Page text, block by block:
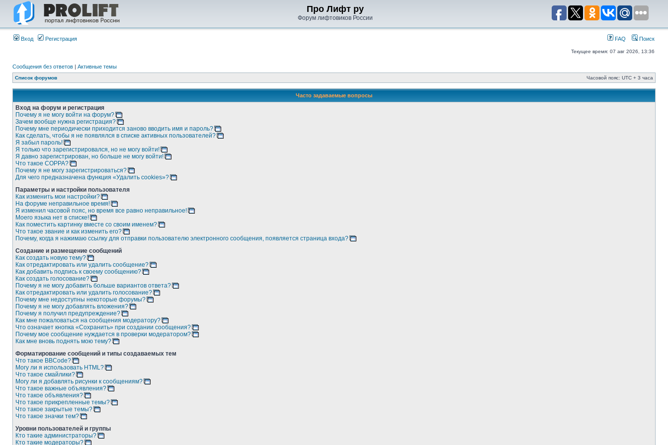
Про Лифт ру
Форум лифтовиков России
Вход Регистрация FAQ Поиск
Текущее время: 07 авг 2026, 13:36
Сообщения без ответов | Активные темы
Список форумов Часовой пояс: UTC + 3 часа
Часто задаваемые вопросы
Вход на форум и регистрация
Почему я не могу войти на форум?
Зачем вообще нужна регистрация?
Почему мне периодически приходится заново вводить имя и пароль?
Как сделать, чтобы я не появлялся в списке активных пользователей?
Я забыл пароль!
Я только что зарегистрировался, но не могу войти!
Я давно зарегистрирован, но больше не могу войти!
Что такое COPPA?
Почему я не могу зарегистрироваться?
Для чего предназначена функция «Удалить cookies»?
Параметры и настройки пользователя
Как изменить мои настройки?
На форуме неправильное время!
Я изменил часовой пояс, но время все равно неправильное!
Моего языка нет в списке!
Как поместить картинку вместе со своим именем?
Что такое звание и как изменить его?
Почему, когда я нажимаю ссылку для отправки пользователю электронного сообщения, появляется страница входа?
Создание и размещение сообщений
Как создать новую тему?
Как отредактировать или удалить сообщение?
Как добавить подпись к своему сообщению?
Как создать голосование?
Почему я не могу добавить больше вариантов ответа?
Как отредактировать или удалить голосование?
Почему мне недоступны некоторые форумы?
Почему я не могу добавлять вложения?
Почему я получил предупреждение?
Как мне пожаловаться на сообщения модератору?
Что означает кнопка «Сохранить» при создании сообщения?
Почему мое сообщение нуждается в проверки модератором?
Как мне вновь поднять мою тему?
Форматирование сообщений и типы создаваемых тем
Что такое BBCode?
Могу ли я использовать HTML?
Что такое смайлики?
Могу ли я добавлять рисунки к сообщениям?
Что такое важные объявления?
Что такое объявления?
Что такое прикрепленные темы?
Что такое закрытые темы?
Что такое значки тем?
Уровни пользователей и группы
Кто такие администраторы?
Кто такие модераторы?